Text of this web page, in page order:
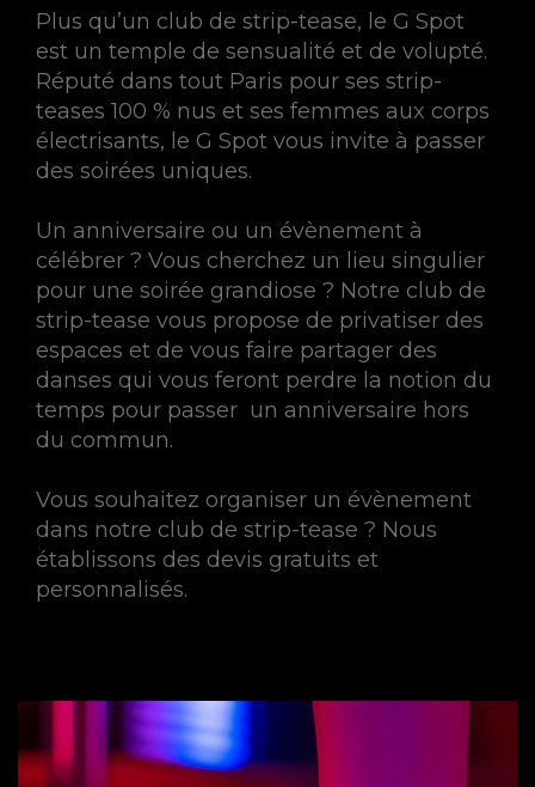
Plus qu’un club de strip-tease, le G Spot
est un temple de sensualité et de volupté.
Réputé dans tout Paris pour ses strip-
teases 100 % nus et ses femmes aux corps
électrisants, le G Spot vous invite à passer
des soirées uniques.
Un anniversaire ou un évènement à
célébrer ? Vous cherchez un lieu singulier
pour une soirée grandiose ? Notre club de
strip-tease vous propose de privatiser des
espaces et de vous faire partager des
danses qui vous feront perdre la notion du
temps pour passer un anniversaire hors
du commun.
Vous souhaitez organiser un évènement
dans notre club de strip-tease ? Nous
établissons des devis gratuits et
personnalisés.